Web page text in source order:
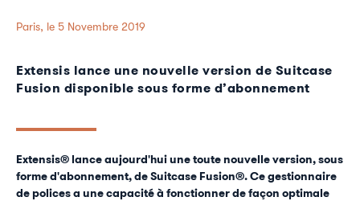
Paris, le 5 Novembre 2019
Extensis lance une nouvelle version de Suitcase
Fusion disponible sous forme d’abonnement
Extensis® lance aujourd'hui une toute nouvelle version, sous
forme d'abonnement, de Suitcase Fusion®. Ce gestionnaire
de polices a une capacité à fonctionner de façon optimale